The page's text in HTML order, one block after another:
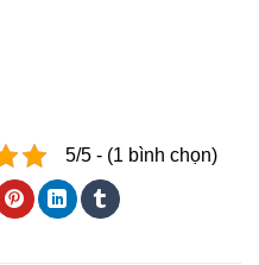
5/5 - (1 bình chọn)